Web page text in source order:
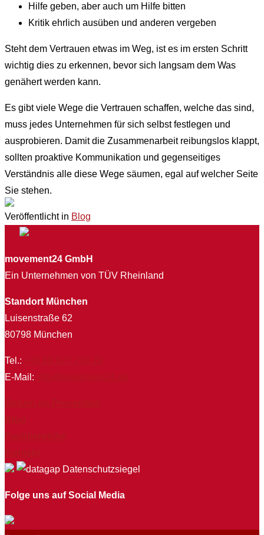
Hilfe geben, aber auch um Hilfe bitten
Kritik ehrlich ausüben und anderen vergeben
Steht dem Vertrauen etwas im Weg, ist es im ersten Schritt
wichtig dies zu erkennen, bevor sich langsam dem Was
genähert werden kann.
Es gibt viele Wege die Vertrauen schaffen, welche das sind,
muss jedes Unternehmen für sich selbst festlegen und
ausprobieren. Damit die Zusammenarbeit reibungslos klappt,
sollten proaktive Kommunikation und gegenseitiges
Verständnis alle diese Wege säumen, egal auf welcher Seite
Sie stehen.
Veröffentlicht in Blog
movement24 GmbH
Ein Unternehmen von TÜV Rheinland
Standort München
Luisenstraße 62
80798 München
Tel.:
E-Mail:
Folge uns auf Social Media